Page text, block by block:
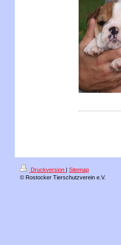
Druckversion | Sitemap
© Rostocker Tierschutzverein e.V.